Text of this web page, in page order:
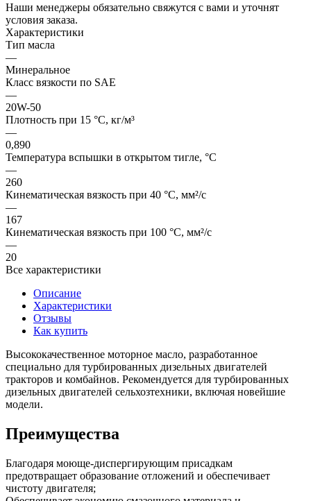
Наши менеджеры обязательно свяжутся с вами и уточнят
условия заказа.
Характеристики
Тип масла
—
Минеральное
Класс вязкости по SAE
—
20W-50
Плотность при 15 °C, кг/м³
—
0,890
Температура вспышки в открытом тигле, °C
—
260
Кинематическая вязкость при 40 °C, мм²/с
—
167
Кинематическая вязкость при 100 °C, мм²/с
—
20
Все характеристики
Описание
Характеристики
Отзывы
Как купить
Высококачественное моторное масло, разработанное
специально для турбированных дизельных двигателей
тракторов и комбайнов. Рекомендуется для турбированных
дизельных двигателей сельхозтехники, включая новейшие
модели.
Преимущества
Благодаря моюще-диспергирующим присадкам
предотвращает образование отложений и обеспечивает
чистоту двигателя;